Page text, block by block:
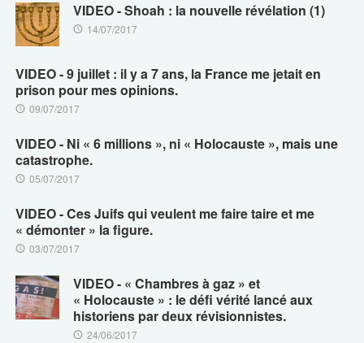
VIDEO - Shoah : la nouvelle révélation (1)
14/07/2017
VIDEO - 9 juillet : il y a 7 ans, la France me jetait en
prison pour mes opinions.
09/07/2017
VIDEO - Ni « 6 millions », ni « Holocauste », mais une
catastrophe.
05/07/2017
VIDEO - Ces Juifs qui veulent me faire taire et me
« démonter » la figure.
03/07/2017
VIDEO - « Chambres à gaz » et
« Holocauste » : le défi vérité lancé aux
historiens par deux révisionnistes.
24/06/2017